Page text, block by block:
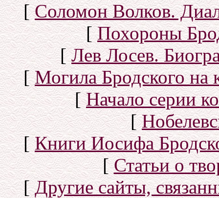
[Соломон Волков.
[Похороны
[Лев Лосев.
[Могила Бродского
[Начало серии
[
[Книги Иосифа
[Статьи о
[Другие сайты,